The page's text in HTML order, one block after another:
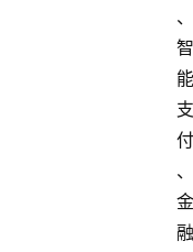
、
智
能
支
付
、
金
融